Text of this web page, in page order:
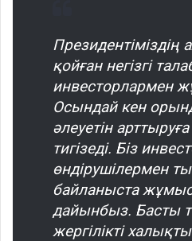
Президентіміздің
қойған негізгі
инвесторлармен
Осындай кен
әлеуетін арттыруға
тигізеді. Біз
өндірушілермен
байланыста жұмыс
дайынбыз. Басты
жергілікті